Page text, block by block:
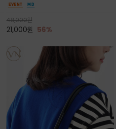
련된 포인트/베이직한 컬러 구성으로 어떤 스타
용도 높은 아이템
48,000원
21,000원 56%